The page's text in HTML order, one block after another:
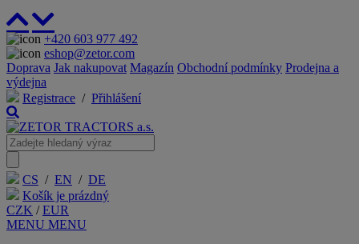
+420 603 977 492
eshop@zetor.com
Doprava Jak nakupovat Magazín Obchodní podmínky Prodejna a
výdejna
Registrace / Přihlášení
CS / EN / DE
Košík je prázdný
CZK /EUR
MENU MENU